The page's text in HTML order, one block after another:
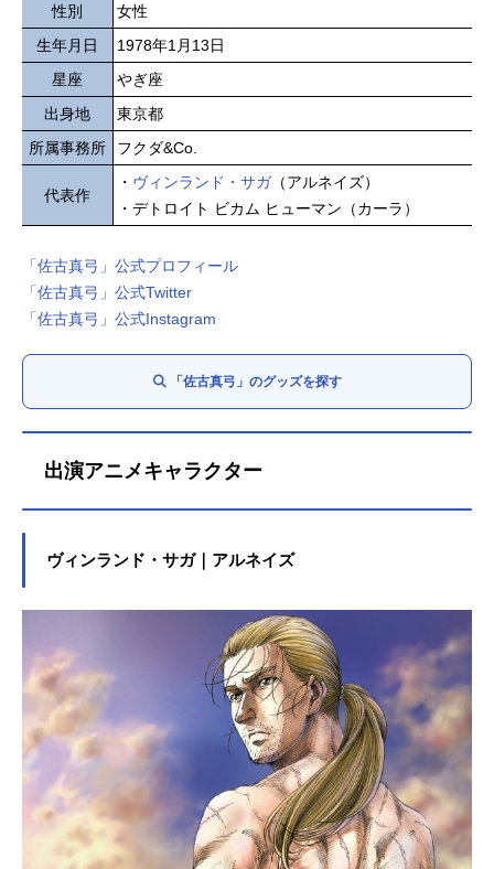
性別
女性
生年月日
1978年1月13日
星座
やぎ座
出身地
東京都
所属事務所
フクダ&Co.
代表作
・ ヴィンランド・サガ（アルネイズ）
・デトロイト ビカム ヒューマン（カーラ）
「佐古真弓」公式プロフィール
「佐古真弓」公式Twitter
「佐古真弓」公式Instagram
「佐古真弓」のグッズを探す
出演アニメキャラクター
ヴィンランド・サガ｜アルネイズ